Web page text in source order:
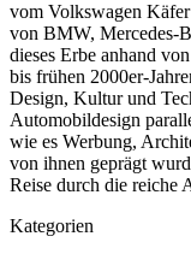
vom Volkswagen
von BMW, Mercedes-
dieses Erbe anhand
bis frühen 2000er-
Design, Kultur und
Automobildesign
wie es Werbung,
von ihnen geprägt
Reise durch die reiche
Kategorien